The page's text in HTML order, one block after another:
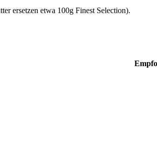
ersetzen etwa 100g Finest Selection).